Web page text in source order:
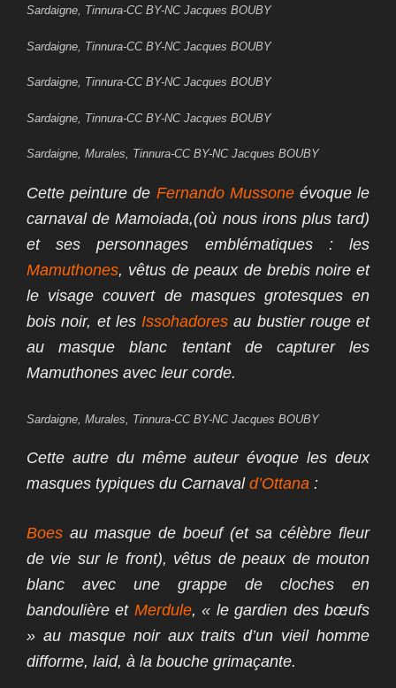
Sardaigne, Tinnura-CC BY-NC Jacques BOUBY
Sardaigne, Tinnura-CC BY-NC Jacques BOUBY
Sardaigne, Tinnura-CC BY-NC Jacques BOUBY
Sardaigne, Tinnura-CC BY-NC Jacques BOUBY
Sardaigne, Murales, Tinnura-CC BY-NC Jacques BOUBY
Cette peinture de Fernando Mussoneévoque le
carnaval de Mamoiada,(où nous irons plus tard)
et ses personnages emblématiques : les
Mamuthones, vêtus de peaux de brebis noire et
le visage couvert de masques grotesques en
bois noir, et les Issohadores au bustier rouge et
au masque blanc tentant de capturer les
Mamuthones avec leur corde.
Sardaigne, Murales, Tinnura-CC BY-NC Jacques BOUBY
Cette autre du même auteur évoque les deux
masques typiques du Carnaval d’Ottana :
Boes au masque de boeuf (et sa célèbre fleur
de vie sur le front), vêtus de peaux de mouton
blanc avec une grappe de cloches en
bandoulière et Merdule, « le gardien des bœufs
» au masque noir aux traits d’un vieil homme
difforme, laid, à la bouche grimaçante.